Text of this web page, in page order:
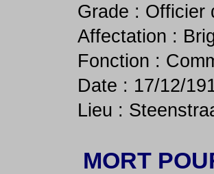
Grade : Officier
Affectation :
Fonction :
Date : 17/12/
Lieu :
MORT